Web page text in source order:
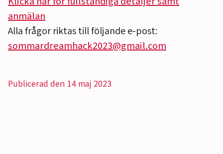
anmälan
Alla frågor riktas till följande e-post:
sommardreamhack2023@gmail.com
Publicerad den 14 maj 2023